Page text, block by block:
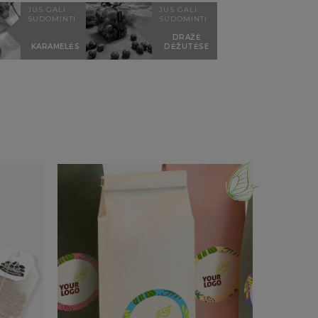
JUS GALI
SUDOMINTI
KARAMELĖS
JUS GALI
SUDOMINTI
DRAŽĖ
DĖŽUTĖSE